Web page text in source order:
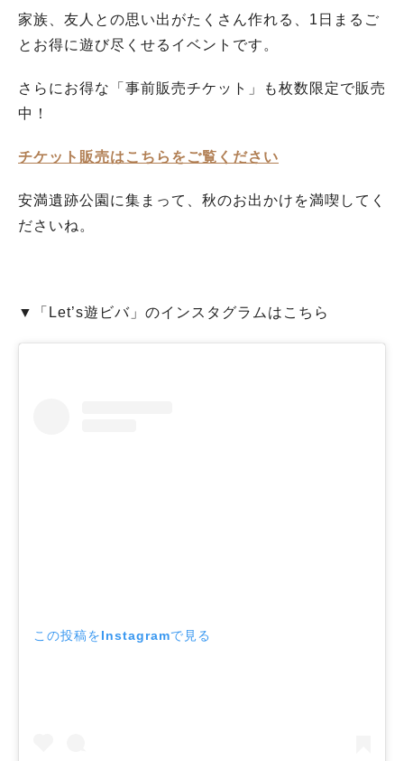
家族、友人との思い出がたくさん作れる、1日まるご
とお得に遊び尽くせるイベントです。
さらにお得な「事前販売チケット」も枚数限定で販売
中！
チケット販売はこちらをご覧ください
安満遺跡公園に集まって、秋のお出かけを満喫してく
ださいね。
▼「Let’s遊ビバ」のインスタグラムはこちら
この投稿をInstagramで見る